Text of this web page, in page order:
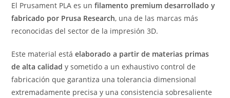
El Prusament PLA es unfilamento premium desarrollado y
fabricado por Prusa Research, una de las marcas más
reconocidas del sector de la impresión 3D.
Este material estáelaborado a partir de materias primas
de alta calidad y sometido a un exhaustivo control de
fabricación que garantiza una tolerancia dimensional
extremadamente precisa y una consistencia sobresaliente